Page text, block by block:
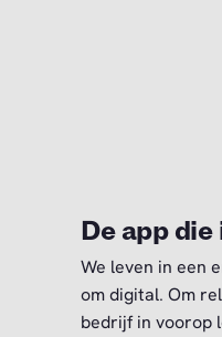
De app
We leven in een
om digital. Om
bedrijf in voorop